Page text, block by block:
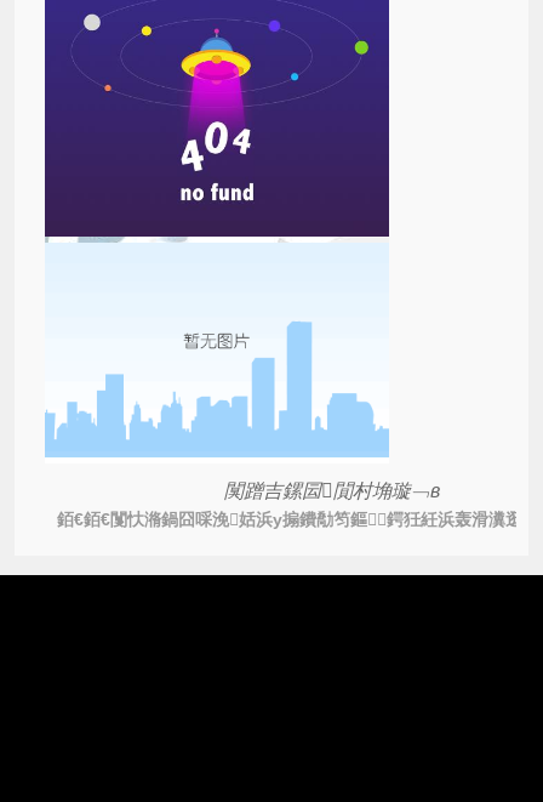
闃蹭吉鏍囩閴村埆璇﹁в